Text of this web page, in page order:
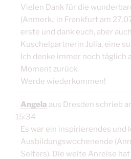
Vielen Dank für die
(Anmerk.: in Frankfurt am
erste und dank euch, aber
Kuschelpartnerin Julia, eine
Ich denke immer noch täglich
Moment zurück.
Werde wiederkommen!
Angela aus Dresden schrieb
15:34
Es war ein inspirierendes und
Ausbildungswochenende
Selters). Die weite Anreise